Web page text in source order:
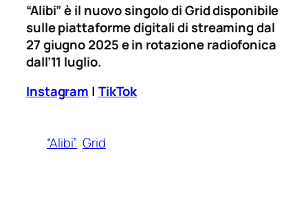
“Alibi” è il nuovo singolo di Grid disponibile
sulle piattaforme digitali di streaming dal
27 giugno 2025 e in rotazione radiofonica
dall’11 luglio.
Instagram | TikTok
“Alibi” Grid